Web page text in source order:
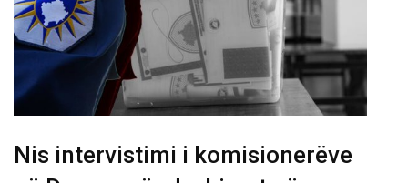
Nis intervistimi i komisionerëve